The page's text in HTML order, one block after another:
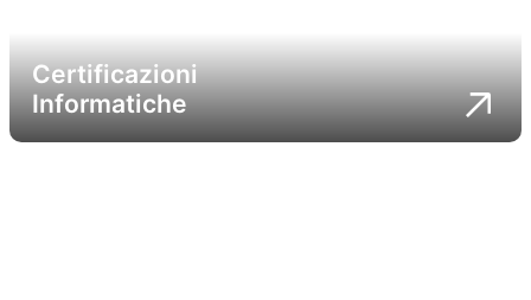
Certificazioni
Informatiche